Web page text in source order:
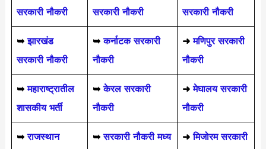
सरकारी नौकरी
सरकारी नौकरी
सरकारी नौकरी
➥ झारखंड
सरकारी नौकरी
➥ कर्नाटक सरकारी
नौकरी
➜ मणिपुर सरकारी
नौकरी
➥ महाराष्ट्रातील
शासकीय भर्ती
➥ केरल सरकारी
नौकरी
➜ मेघालय सरकारी
नौकरी
➥ राजस्थान
➥सरकारी नौकरी मध्य
➜मिजोरम सरकारी